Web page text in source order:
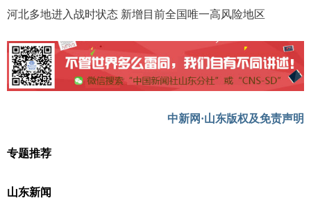
河北多地进入战时状态 新增目前全国唯一高风险地区
中新网·山东版权及免责声明
专题推荐
山东新闻